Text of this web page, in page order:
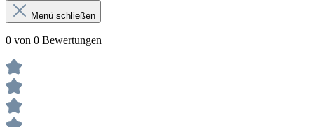
Menü schließen
0 von 0 Bewertungen